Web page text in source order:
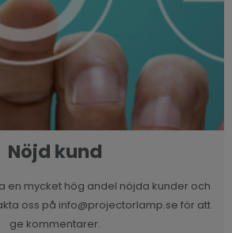
Nöjd kund
en mycket hög andel nöjda kunder och
oss på info@projectorlamp.se för att
ge kommentarer.